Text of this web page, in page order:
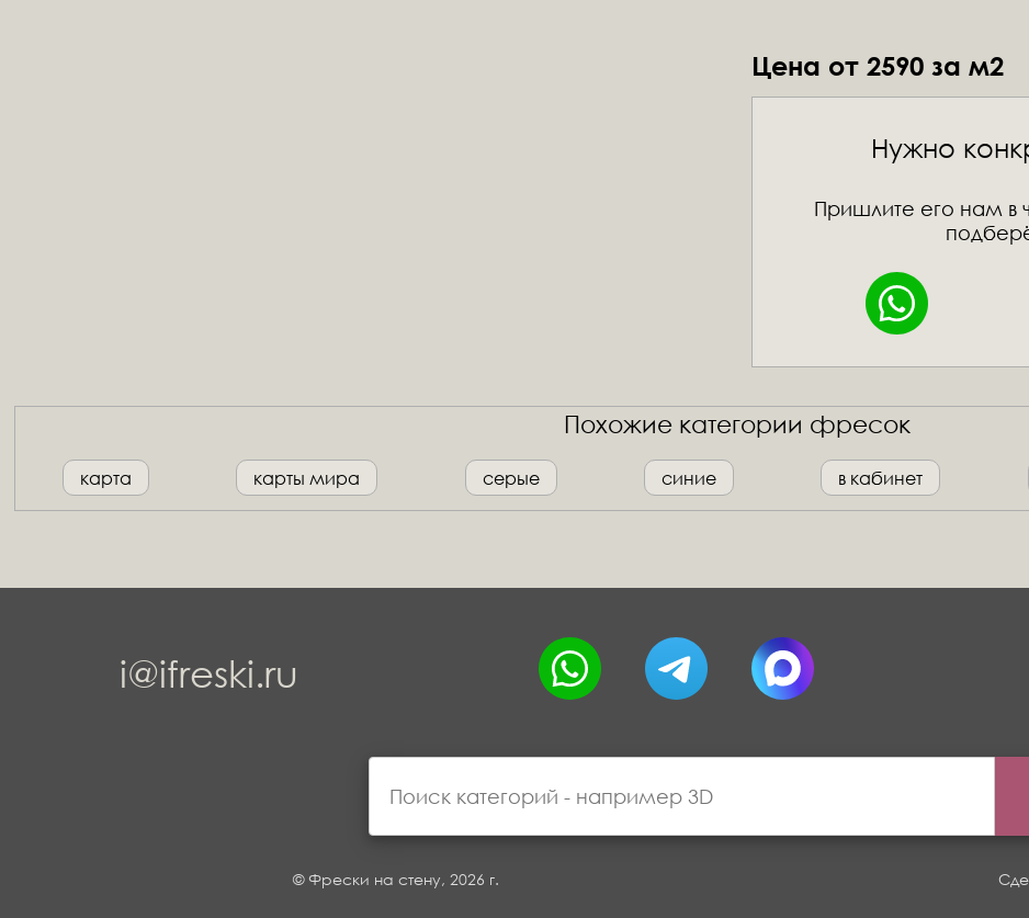
Цена от 2590 за м2
Нужно
Пришлите его нам в
Похожие категории фресок
карта карты мира серые синие в кабинет
i@ifreski.ru
© Фрески на стену, 2026 г.